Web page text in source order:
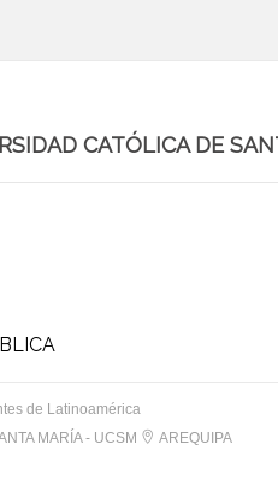
CATÓLICA DE
de Latinoamérica
MARÍA - UCSM
AREQUIPA